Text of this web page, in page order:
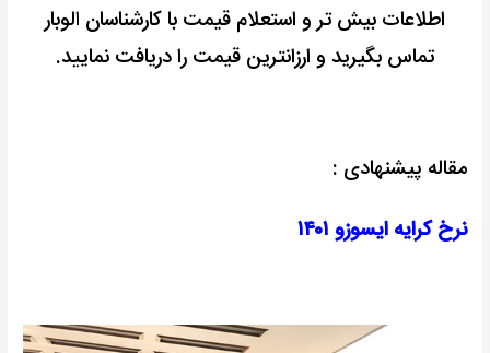
اطلاعات بیش تر و استعلام قیمت با کارشناسان الوبار
تماس بگیرید و ارزانترین قیمت را دریافت نمایید.
مقاله پیشنهادی :
نرخ کرایه ایسوزو ۱۴۰۱